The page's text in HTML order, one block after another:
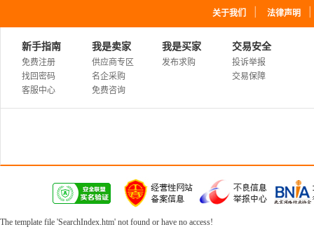
关于我们 法律声明
新手指南
免费注册
找回密码
客服中心
我是卖家
供应商专区
名企采购
免费咨询
我是买家
发布求购
交易安全
投诉举报
交易保障
The template file 'SearchIndex.htm' not found or have no access!